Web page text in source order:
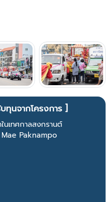
นจากโครงการ ]
นเทศกาลสงกรานต์
Paknampo